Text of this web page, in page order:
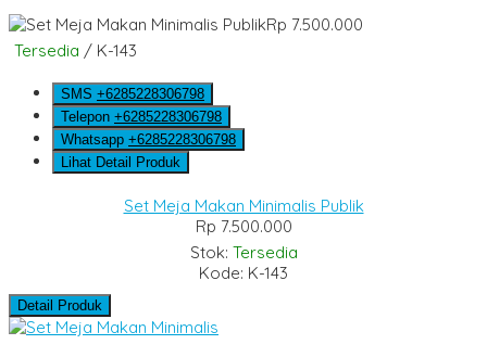
Rp 7.500.000
Tersedia / K-143
SMS +6285228306798
Telepon +6285228306798
Whatsapp +6285228306798
Lihat Detail Produk
Set Meja Makan Minimalis Publik
Rp 7.500.000
Stok: Tersedia
Kode: K-143
Detail Produk